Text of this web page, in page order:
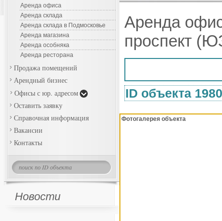
Аренда офиса
Аренда склада
Аренда склада в Подмосковье
Аренда магазина
Аренда особняка
Аренда ресторана
Продажа помещений
Арендный бизнес
Офисы с юр. адресом
Оставить заявку
Справочная информация
Вакансии
Контакты
Новости
Аренда
проспект
ID объекта
Фотогалерея объекта